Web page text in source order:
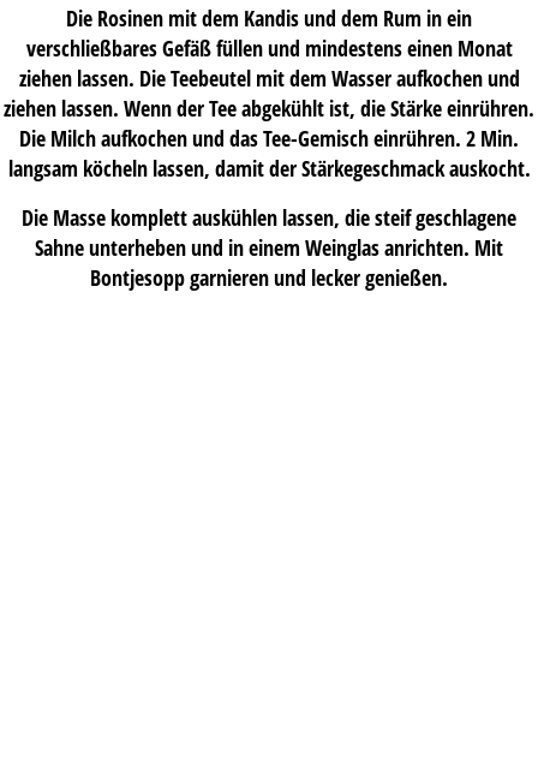
Die Rosinen mit dem Kandis und dem Rum in ein
verschließbares Gefäß füllen und mindestens einen Monat
ziehen lassen. Die Teebeutel mit dem Wasser aufkochen und
ziehen lassen. Wenn der Tee abgekühlt ist, die Stärke einrühren.
Die Milch aufkochen und das Tee-Gemisch einrühren. 2 Min.
langsam köcheln lassen, damit der Stärkegeschmack auskocht.
Die Masse komplett auskühlen lassen, die steif geschlagene
Sahne unterheben und in einem Weinglas anrichten. Mit
Bontjesopp garnieren und lecker genießen.